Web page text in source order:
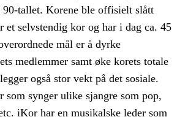
90-tallet. Korene ble offisielt slått
et selvstendig kor og har i dag ca. 45
mål er å dyrke
medlemmer samt øke korets totale
også stor vekt på det sosiale.
synger ulike sjangre som pop,
iKor har en musikalske leder som